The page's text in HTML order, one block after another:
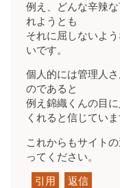
例え、どんな辛辣
れようとも
それに屈しないよ
いです。
個人的には管理人
のであると
例え錦織くんの目
くれると信じていま
これからもサイト
ってください。
引用 返信